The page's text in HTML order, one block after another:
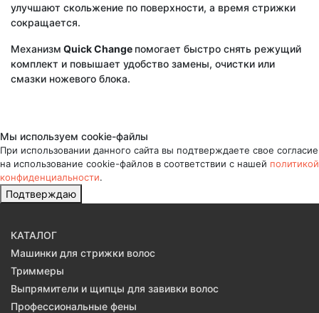
улучшают скольжение по поверхности, а время стрижки
сокращается.
Механизм Quick Change помогает быстро снять режущий
комплект и повышает удобство замены, очистки или
смазки ножевого блока.
Мы используем cookie-файлы
При использовании данного сайта вы подтверждаете свое согласие
на использование cookie-файлов в соответствии с нашей политикой
конфиденциальности.
Подтверждаю
КАТАЛОГ
Машинки для стрижки волос
Триммеры
Выпрямители и щипцы для завивки волос
Профессиональные фены